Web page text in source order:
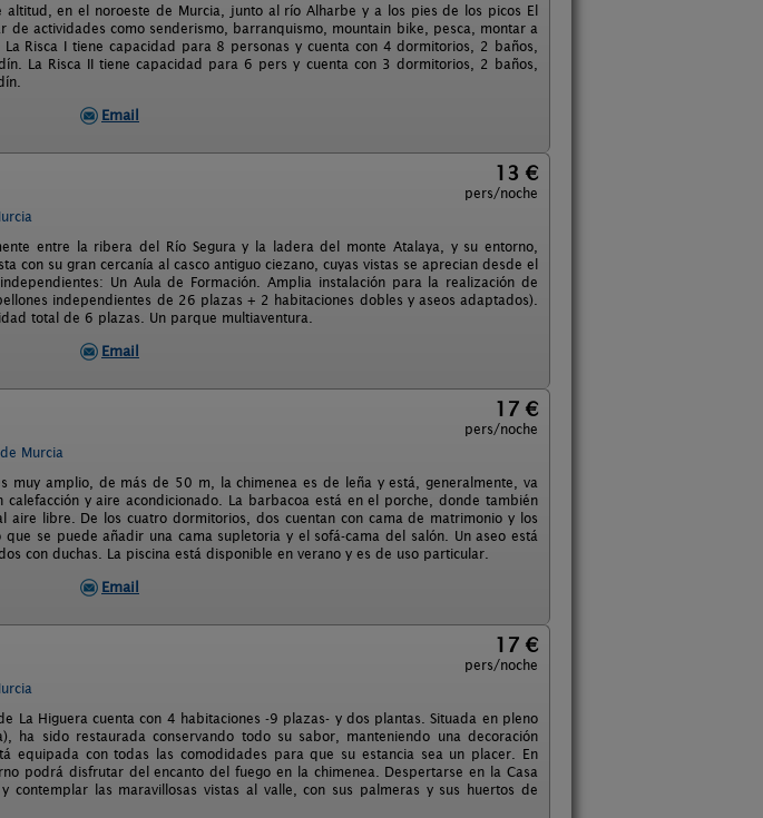
en el noroeste de Murcia, junto al río Alharbe y a los pies de los picos El
de actividades como senderismo, barranquismo, mountain bike, pesca, montar a
Risca I tiene capacidad para 8 personas y cuenta con 4 dormitorios, 2 baños,
La Risca II tiene capacidad para 6 pers y cuenta con 3 dormitorios, 2 baños,
Email
13 €
pers/noche
entre la ribera del Río Segura y la ladera del monte Atalaya, y su entorno,
con su gran cercanía al casco antiguo ciezano, cuyas vistas se aprecian desde el
Un Aula de Formación. Amplia instalación para la realización de
independientes de 26 plazas + 2 habitaciones dobles y aseos adaptados).
total de 6 plazas. Un parque multiaventura.
Email
17 €
pers/noche
Murcia
muy amplio, de más de 50 m, la chimenea es de leña y está, generalmente, va
y aire acondicionado. La barbacoa está en el porche, donde también
aire libre. De los cuatro dormitorios, dos cuentan con cama de matrimonio y los
se puede añadir una cama supletoria y el sofá-cama del salón. Un aseo está
con duchas. La piscina está disponible en verano y es de uso particular.
Email
17 €
pers/noche
La Higuera cuenta con 4 habitaciones -9 plazas- y dos plantas. Situada en pleno
ha sido restaurada conservando todo su sabor, manteniendo una decoración
equipada con todas las comodidades para que su estancia sea un placer. En
podrá disfrutar del encanto del fuego en la chimenea. Despertarse en la Casa
las maravillosas vistas al valle, con sus palmeras y sus huertos de